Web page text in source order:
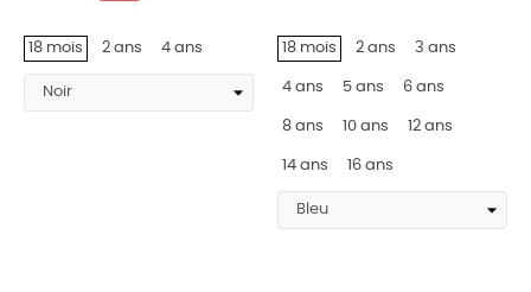
18 mois 2 ans 4 ans 18 mois 2 ans 3 ans
4 ans 5 ans 6 ans
8 ans 10 ans 12 ans
14 ans 16 ans